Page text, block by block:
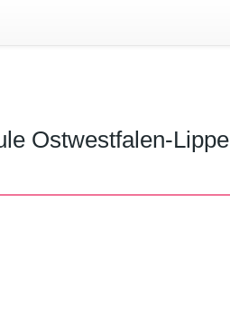
Ostwestfalen-Lippe